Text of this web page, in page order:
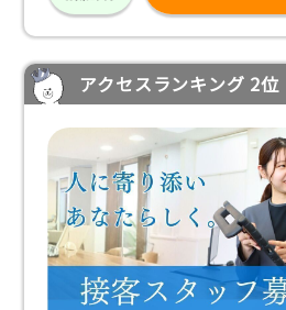
アクセスランキング 2位